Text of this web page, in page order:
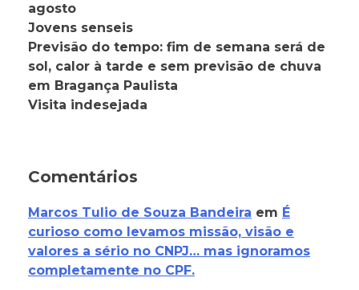
agosto
Jovens senseis
Previsão do tempo: fim de semana será de
sol, calor à tarde e sem previsão de chuva
em Bragança Paulista
Visita indesejada
Comentários
Marcos Tulio de Souza Bandeira em É
curioso como levamos missão, visão e
valores a sério no CNPJ… mas ignoramos
completamente no CPF.